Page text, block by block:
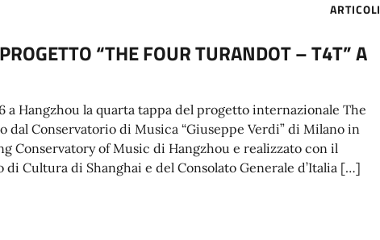
ARTICOLI
“THE FOUR TURANDOT – T4T” A
a Hangzhou la quarta tappa del progetto internazionale The
dal Conservatorio di Musica “Giuseppe Verdi” di Milano in
Conservatory of Music di Hangzhou e realizzato con il
Cultura di Shanghai e del Consolato Generale d’Italia […]